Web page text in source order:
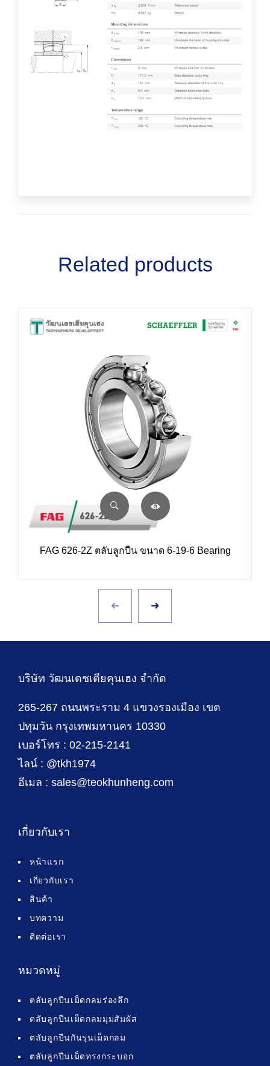
Related products
FAG 626-2Z ตลับลูกปืน ขนาด 6-19-6 Bearing
บริษัท วัฒนเดชเตียคุนเฮง จำกัด
265-267 ถนนพระราม 4 แขวงรองเมือง เขต
ปทุมวัน กรุงเทพมหานคร 10330
เบอร์โทร : 02-215-2141
ไลน์ : @tkh1974
อีเมล : sales@teokhunheng.com
เกี่ยวกับเรา
หน้าแรก
เกี่ยวกับเรา
สินค้า
บทความ
ติดต่อเรา
หมวดหมู่
ตลับลูกปืนเม็ดกลมร่องลึก
ตลับลูกปืนเม็ดกลมมุมสัมผัส
ตลับลูกปืนกันรุนเม็ดกลม
ตลับลูกปืนเม็ดทรงกระบอก